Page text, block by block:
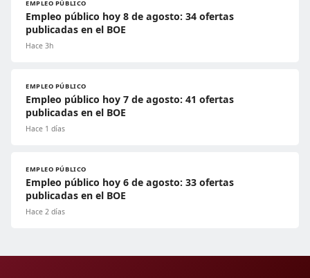
EMPLEO PÚBLICO
Empleo público hoy 8 de agosto: 34 ofertas
publicadas en el BOE
Hace 3h
EMPLEO PÚBLICO
Empleo público hoy 7 de agosto: 41 ofertas
publicadas en el BOE
Hace 1 días
EMPLEO PÚBLICO
Empleo público hoy 6 de agosto: 33 ofertas
publicadas en el BOE
Hace 2 días